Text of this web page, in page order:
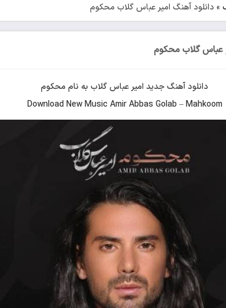
» دانلود آهنگ امیر عباس گلاب محکوم
عباس گلاب محکوم
دانلود آهنگ جدید امیر عباس گلاببه نام محکوم
Download New Music Amir Abbas Golab –Mahkoom